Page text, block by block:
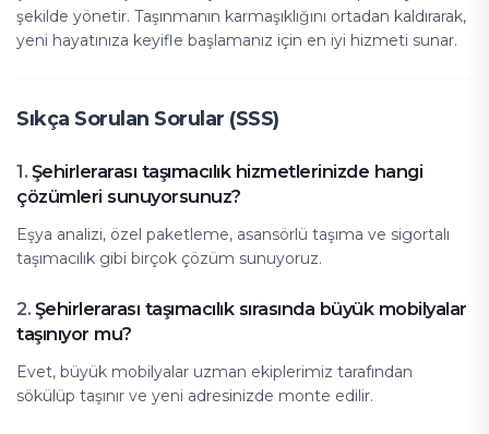
şekilde yönetir. Taşınmanın karmaşıklığını ortadan kaldırarak,
yeni hayatınıza keyifle başlamanız için en iyi hizmeti sunar.
Sıkça Sorulan Sorular (SSS)
1. Şehirlerarası taşımacılık hizmetlerinizde hangi
çözümleri sunuyorsunuz?
Eşya analizi, özel paketleme, asansörlü taşıma ve sigortalı
taşımacılık gibi birçok çözüm sunuyoruz.
2. Şehirlerarası taşımacılık sırasında büyük mobilyalar
taşınıyor mu?
Evet, büyük mobilyalar uzman ekiplerimiz tarafından
sökülüp taşınır ve yeni adresinizde monte edilir.